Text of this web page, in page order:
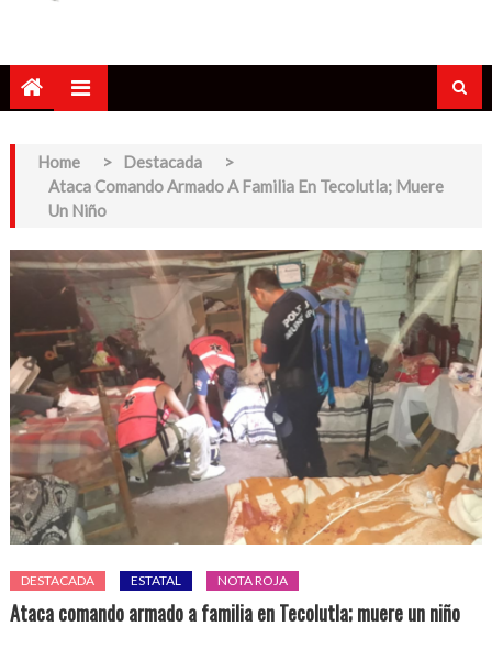
Home > Destacada
>
Ataca Comando Armado A Familia En Tecolutla; Muere
Un Niño
DESTACADA ESTATAL NOTA ROJA
Ataca comando armado a familia en Tecolutla; muere un niño